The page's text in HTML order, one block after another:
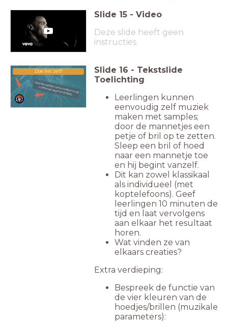
Slide 15 - Video
Deze slide heeft geen
instructies
Doe het zelf!
Open de website van incredibox en ga
zelf aan de slag met samples.
Slide 16 - Tekstslide
Toelichting
Leerlingen kunnen
eenvoudig zelf muziek
maken met samples;
door de mannetjes een
petje of bril op te zetten.
Sleep een bril of hoed
naar een mannetje toe
en hij begint vanzelf.
Dit kan zowel klassikaal
als individueel (met
koptelefoons). Geef
leerlingen 10 minuten de
tijd en laat vervolgens
aan elkaar het resultaat
horen.
Wat vinden ze van
elkaars creaties?
Extra verdieping:
Bespreek de functie van
de vier kleuren van de
hoedjes/brillen (muzikale
parameters):